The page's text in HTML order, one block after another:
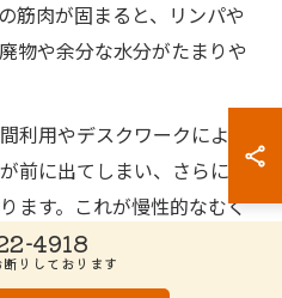
筋肉が固まると、リンパや
物や余分な水分がたまりや
利用やデスクワークによる
前に出てしまい、さらに筋
ます。これが慢性的なむく
につながるため、接骨院で
有効です。セルフマッサー
4918
りしております